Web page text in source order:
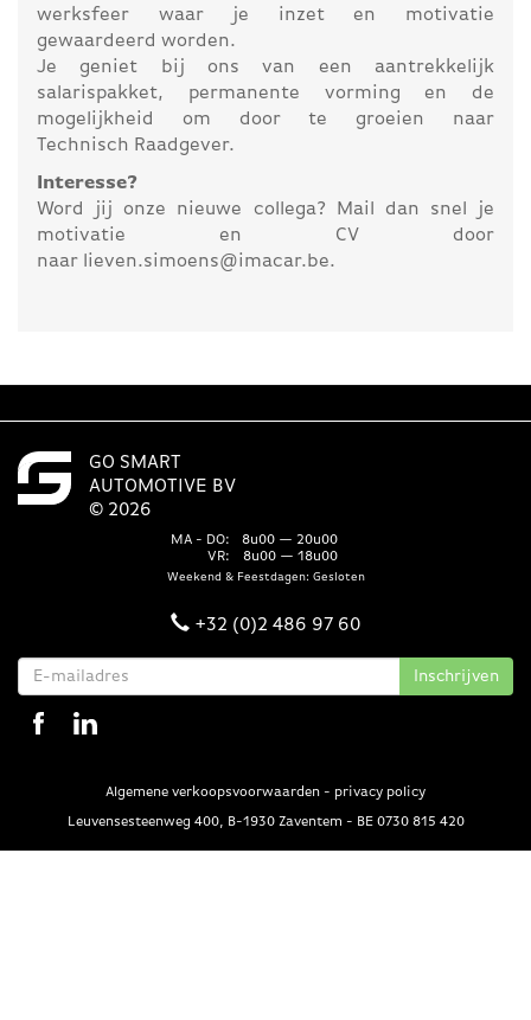
werksfeer waar je inzet en motivatie
gewaardeerd worden.
Je geniet bij ons van een aantrekkelijk
salarispakket, permanente vorming en de
mogelijkheid om door te groeien naar
Technisch Raadgever.
Interesse?
Word jij onze nieuwe collega? Mail dan snel je
motivatie en CV door
naar lieven.simoens@imacar.be.
GO SMART
AUTOMOTIVE BV
© 2026
MA - DO:
8u00 — 20u00
VR:
8u00 — 18u00
Weekend & Feestdagen: Gesloten
+32 (0)2 486 97 60
Algemene verkoopsvoorwaarden - privacy policy
Leuvensesteenweg 400, B-1930 Zaventem - BE 0730 815 420